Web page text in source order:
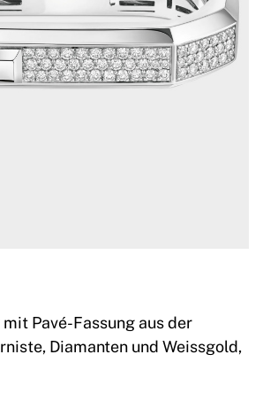
Pavé-Fassung aus der
Diamanten und Weissgold,